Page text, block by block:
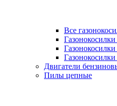
Все
Двигатели
Пилы цепные